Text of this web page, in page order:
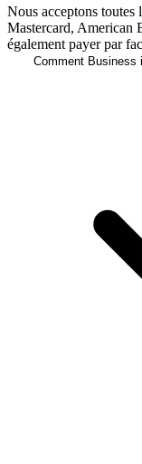
Nous acceptons toutes
Mastercard, American
également payer par
Comment Business